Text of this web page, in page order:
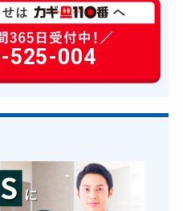
6,600円～(税込)
別途お見積り
14,300円～(税込)
16,500円～(税込)
8,8000円～(税込)
525-004